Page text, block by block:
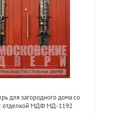
для загородного дома со
отделкой МДФ МД-1192